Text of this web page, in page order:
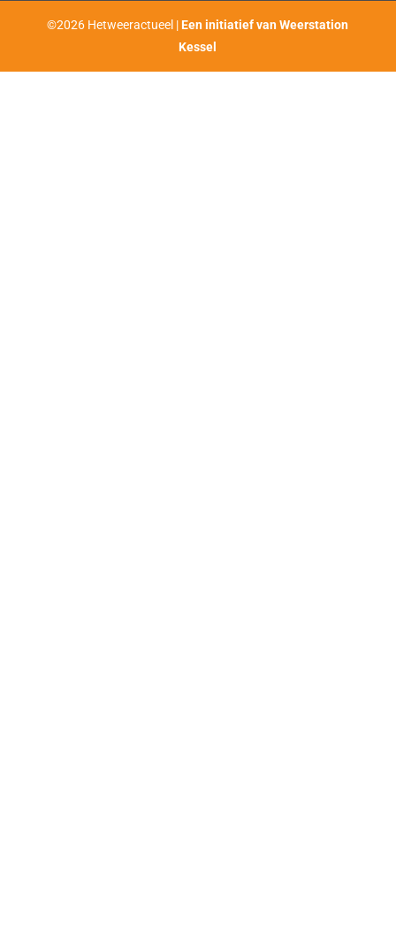
©2026 Hetweeractueel |Een initiatief van Weerstation
Kessel